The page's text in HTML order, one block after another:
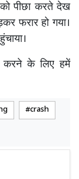
को पीछा करते देख
फरार हो गया।
के लिए हमें
crash